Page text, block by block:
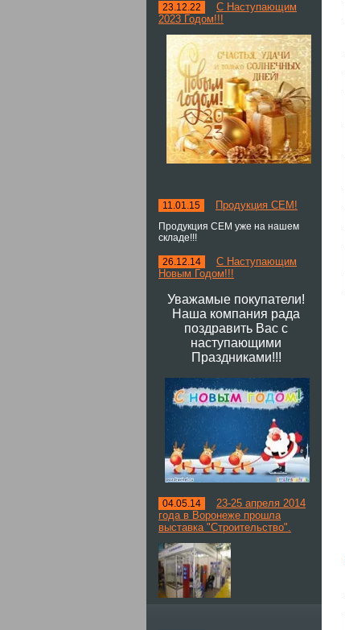
23.12.22
С Наступающим
2023 Годом!!!
11.01.15 Продукция СЕМ!
Продукция СЕМ уже на нашем
складе!!!
26.12.14
С Наступающим
Новым Годом!!!
Уважамые покупатели!
Наша компания рада
поздравить Вас с
наступающими
Праздниками!!!
04.05.14
23-25 апреля 2014
года в Воронеже прошла
выставка "Строительство".